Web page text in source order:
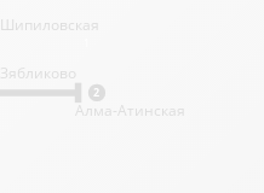
2
Шипиловская
Зябликово
Алма-Атинская